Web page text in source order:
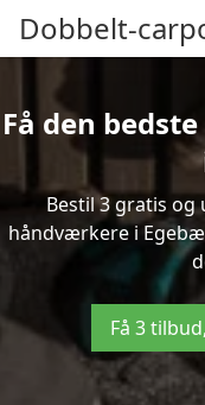
Dobbelt-
Få den
Bestil 3 gratis
håndværkere i
Få 3